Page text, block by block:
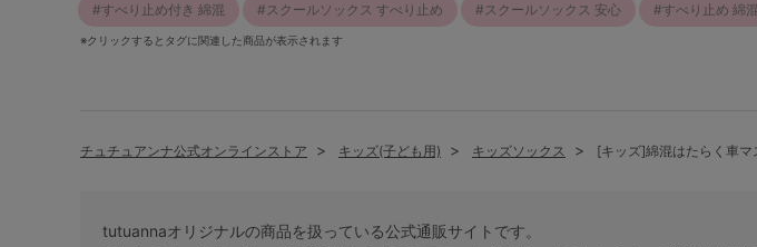
すべり止め付き 綿混 スクールソックス すべり止め スクールソックス 安心 すべり止め 綿
※クリックするとタグに関連した商品が表示されます
チュチュアンナ公式オンラインストア キッズ(子ども用) キッズソックス [キッズ]綿混はたらく車マ
tutuannaオリジナルの商品を扱っている公式通販サイトです。